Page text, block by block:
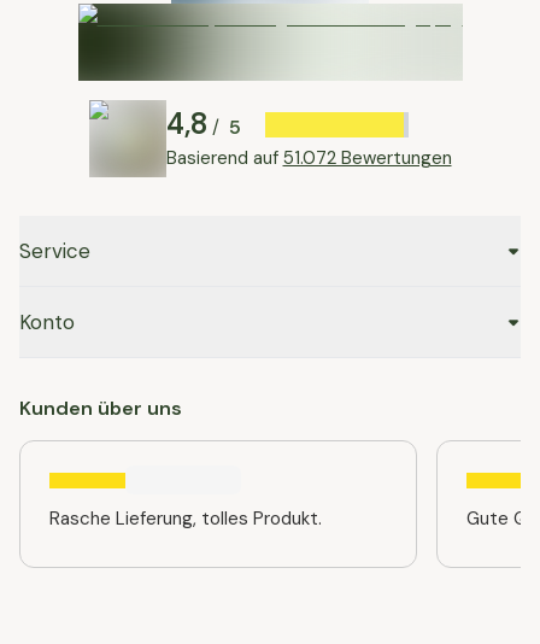
4,8 / 5
Basierend auf 51.072 Bewertungen
Service
Konto
Kunden über uns
Rasche Lieferung, tolles Produkt. Gute